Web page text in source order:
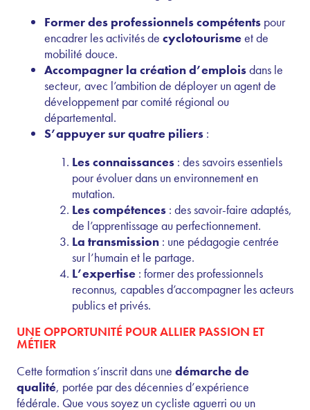
Former des professionnels compétents pour
encadrer les activités de cyclotourismeet de
mobilité douce.
Accompagner la création d’emploisdans le
secteur, avec l’ambition de déployer un agent de
développement par comité régional ou
départemental.
S’appuyer sur quatre piliers :
Les connaissances : des savoirs essentiels
pour évoluer dans un environnement en
mutation.
Les compétences : des savoir-faire adaptés,
de l’apprentissage au perfectionnement.
La transmission : une pédagogie centrée
sur l’humain et le partage.
L’expertise : former des professionnels
reconnus, capables d’accompagner les acteurs
publics et privés.
UNE OPPORTUNITÉ POUR ALLIER PASSION ET
MÉTIER
Cette formation s’inscrit dans une démarche de
qualité, portée par des décennies d’expérience
fédérale. Que vous soyez un cycliste aguerri ou un